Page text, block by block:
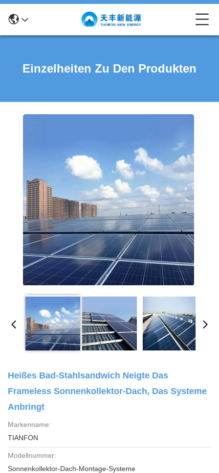
Einzelheiten Zu Den Produkten
Heißes Bad-Stahlsandwich Neigte Das
Frameless Sonnenkollektor-Dach, Das Systeme
Anbringt
Markenname:
TIANFON
Modellnummer:
Sonnenkollektor-Dach-Montage-Systeme